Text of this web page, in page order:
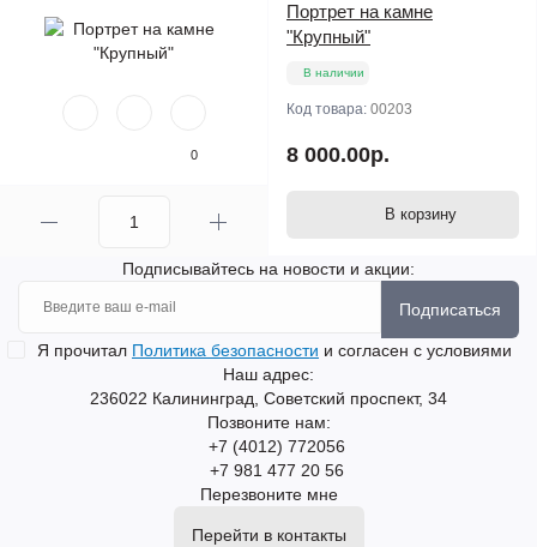
0
Портрет на камне
"Крупный"
В наличии
Код товара: 00203
8 000.00р.
В корзину
Подписывайтесь на новости и акции:
Подписаться
Я прочитал Политика безопасности и согласен с условиями
Наш адрес:
236022 Калининград, Советский проспект, 34
Позвоните нам:
+7 (4012) 772056
+7 981 477 20 56
Перезвоните мне
Перейти в контакты